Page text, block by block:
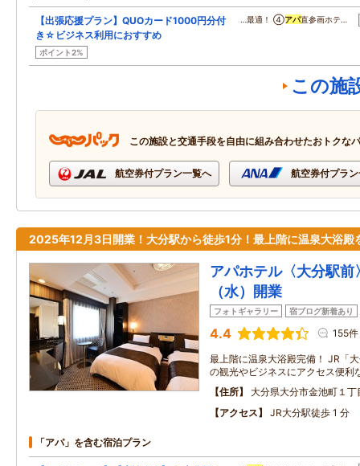
【出張応援プラン】QUOカード1000円分付
き☆ビジネス利用におすすめ
ポイント2%
…最適！ ④アパ直参画ホテ…
この施
この施設と交通手段を自由に組み合わせたおトクな
航空券付プラン一覧へ 航空券付プラ
2025年12月3日開業！大分駅から徒歩1分！最上階に温泉大浴殿
アパホテル〈大分駅
（水）開業
フォトギャラリー 宿ブログ新着あり
4.4 155件
最上階に温泉大浴殿完備！ JR「
の観光やビジネスにアクセス便利
住所
大分県大分市金池町１丁
アクセス
JR大分駅徒歩 1 分
「アパ」を含む宿泊プラン